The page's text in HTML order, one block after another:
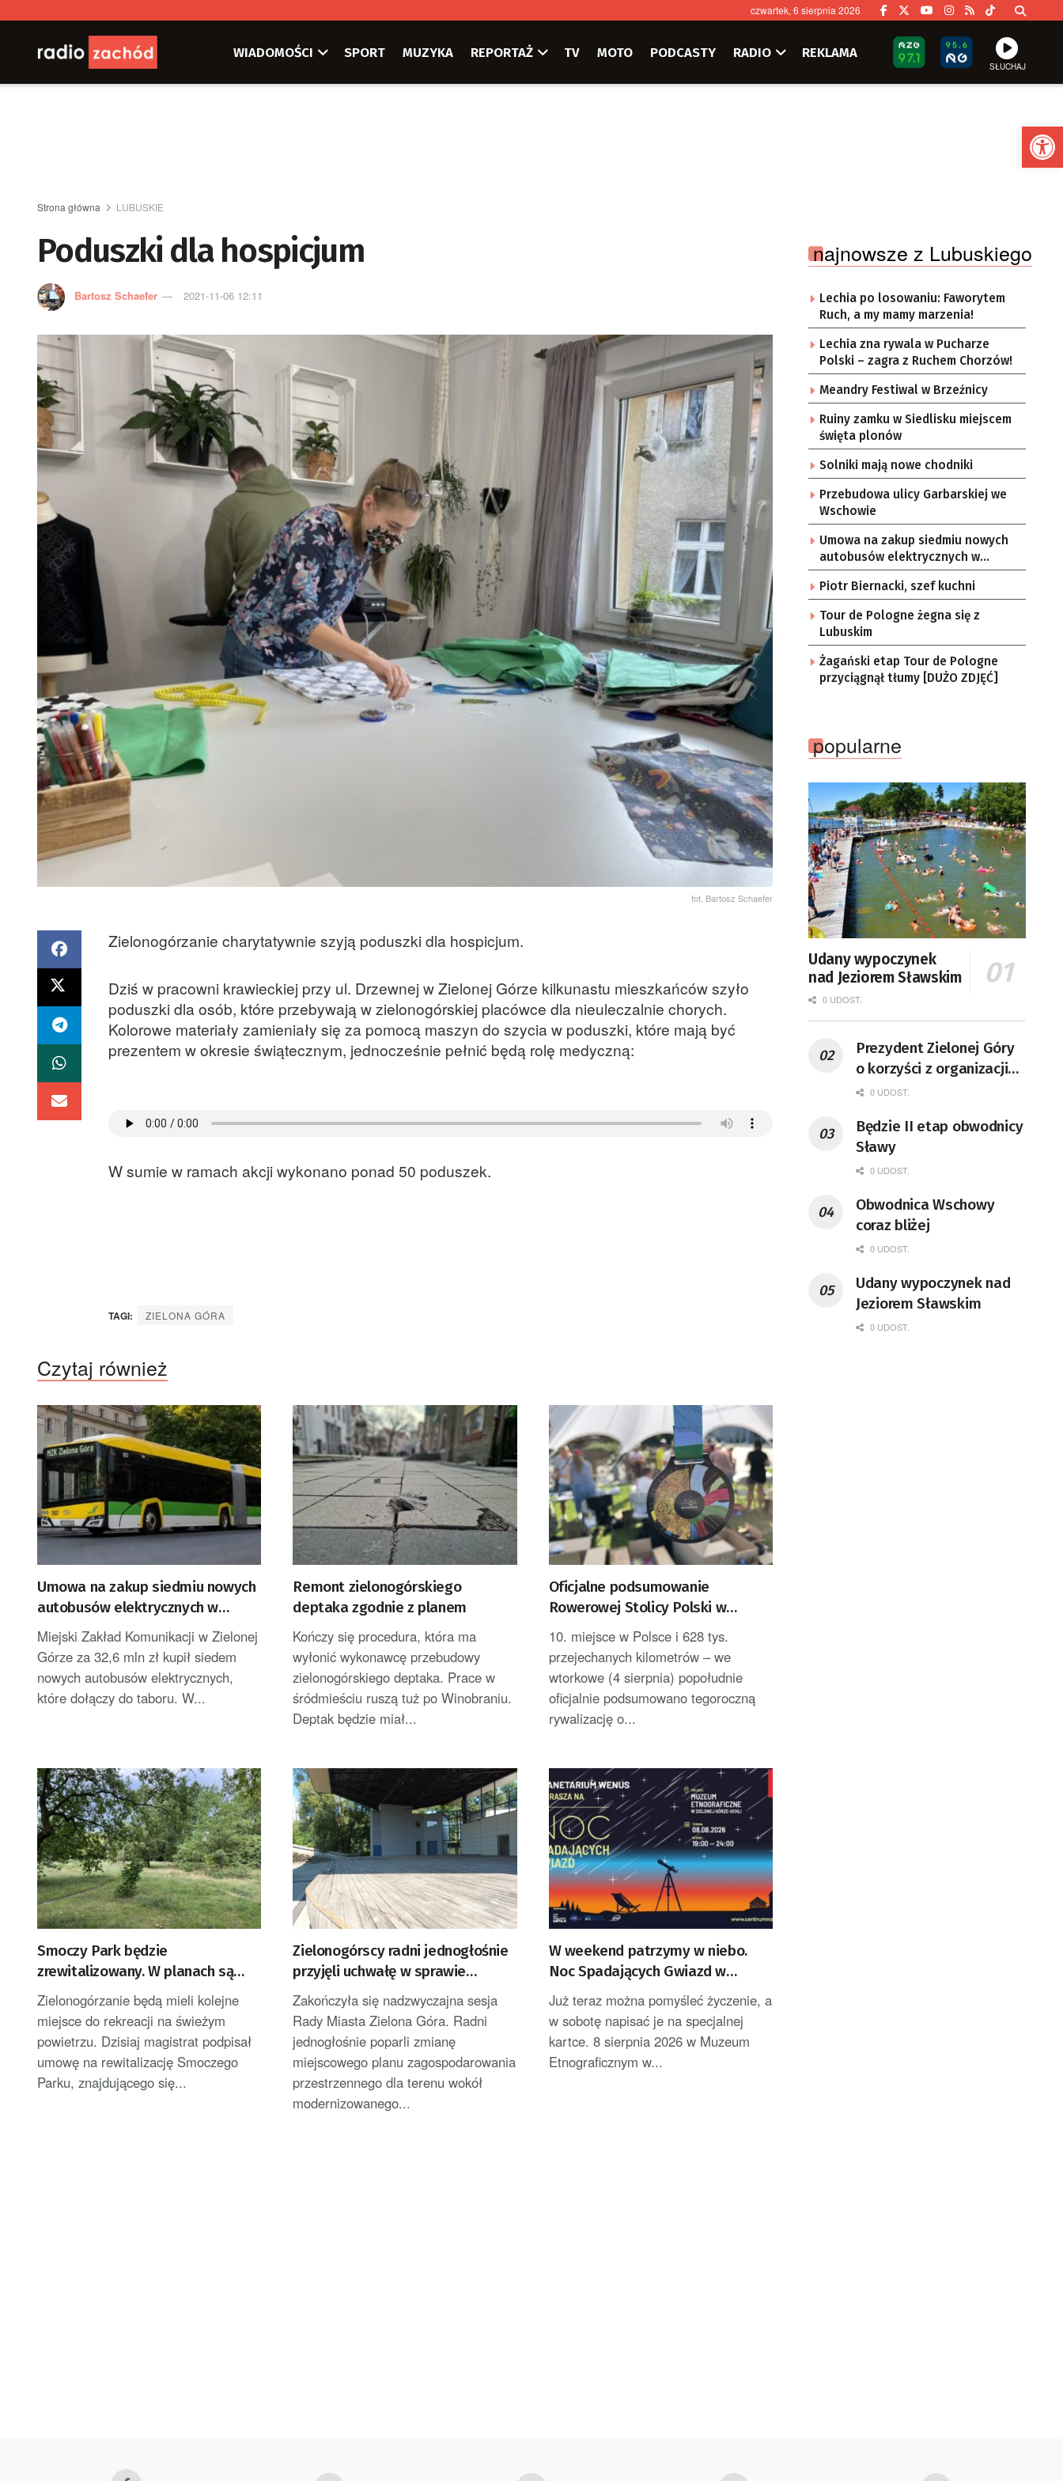
czwartek, 6 sierpnia 2026
WIADOMOŚCI SPORT MUZYKA REPORTAŻ TV MOTO PODCASTY RADIO REKLAMA
SŁUCHAJ
Strona główna LUBUSKIE
Poduszki dla hospicjum
Bartosz Schaefer 2021-11-06 12:11
fot. Bartosz Schaefer
Zielonogórzanie charytatywnie szyją poduszki dla hospicjum.
Dziś w pracowni krawieckiej przy ul. Drzewnej w Zielonej Górze kilkunastu mieszkańców szyło
poduszki dla osób, które przebywają w zielonogórskiej placówce dla nieuleczalnie chorych.
Kolorowe materiały zamieniały się za pomocą maszyn do szycia w poduszki, które mają być
prezentem w okresie świątecznym, jednocześnie pełnić będą rolę medyczną:
W sumie w ramach akcji wykonano ponad 50 poduszek.
TAGI: ZIELONA GÓRA
Czytaj również
Umowa na zakup siedmiu nowych
autobusów elektrycznych w
Zielonej Górze
Miejski Zakład Komunikacji w Zielonej
Górze za 32,6 mln zł kupił siedem
nowych autobusów elektrycznych,
które dołączy do taboru. W...
Remont zielonogórskiego
deptaka zgodnie z planem
Kończy się procedura, która ma
wyłonić wykonawcę przebudowy
zielonogórskiego deptaka. Prace w
śródmieściu ruszą tuż po Winobraniu.
Deptak będzie miał...
Oficjalne podsumowanie
Rowerowej Stolicy Polski w
Zielonej Górze
10. miejsce w Polsce i 628 tys.
przejechanych kilometrów – we
wtorkowe (4 sierpnia) popołudnie
oficjalnie podsumowano tegoroczną
rywalizację o...
Smoczy Park będzie
zrewitalizowany. W planach są
nowe atrakcje
Zielonogórzanie będą mieli kolejne
miejsce do rekreacji na świeżym
powietrzu. Dzisiaj magistrat podpisał
umowę na rewitalizację Smoczego
Parku, znajdującego się...
Zielonogórscy radni jednogłośnie
przyjęli uchwałę w sprawie
zagospodarowania terenu przy
amfiteatrze
Zakończyła się nadzwyczajna sesja
Rady Miasta Zielona Góra. Radni
jednogłośnie poparli zmianę
miejscowego planu zagospodarowania
przestrzennego dla terenu wokół
modernizowanego...
W weekend patrzymy w niebo.
Noc Spadających Gwiazd w
skansenie w Ochli
Już teraz można pomyśleć życzenie, a
w sobotę napisać je na specjalnej
kartce. 8 sierpnia 2026 w Muzeum
Etnograficznym w...
najnowsze z Lubuskiego
Lechia po losowaniu: Faworytem
Ruch, a my mamy marzenia!
Lechia zna rywala w Pucharze
Polski – zagra z Ruchem Chorzów!
Meandry Festiwal w Brzeźnicy
Ruiny zamku w Siedlisku miejscem
święta plonów
Solniki mają nowe chodniki
Przebudowa ulicy Garbarskiej we
Wschowie
Umowa na zakup siedmiu nowych
autobusów elektrycznych w
Zielonej Górze
Piotr Biernacki, szef kuchni
Tour de Pologne żegna się z
Lubuskim
Żagański etap Tour de Pologne
przyciągnął tłumy [DUŻO ZDJĘĆ]
popularne
Udany wypoczynek
nad Jeziorem Sławskim
0 UDOST.
Prezydent Zielonej Góry
o korzyści z organizacji
mety Tour de Pologne
0 UDOST.
Będzie II etap obwodnicy
Sławy
0 UDOST.
Obwodnica Wschowy
coraz bliżej
0 UDOST.
Udany wypoczynek nad
Jeziorem Sławskim
0 UDOST.